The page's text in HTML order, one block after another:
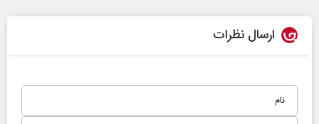
ارسال نظرات